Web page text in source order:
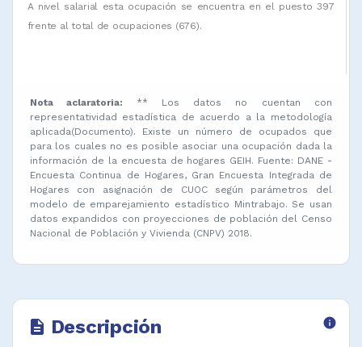
A nivel salarial esta ocupación se encuentra en el puesto 397
frente al total de ocupaciones (676).
Nota aclaratoria:
** Los datos no cuentan con
representatividad estadística de acuerdo a la metodología
aplicada(Documento). Existe un número de ocupados que
para los cuales no es posible asociar una ocupación dada la
información de la encuesta de hogares GEIH. Fuente: DANE -
Encuesta Continua de Hogares, Gran Encuesta Integrada de
Hogares con asignación de CUOC según parámetros del
modelo de emparejamiento estadístico Mintrabajo. Se usan
datos expandidos con proyecciones de población del Censo
Nacional de Población y Vivienda (CNPV) 2018.
description Descripción info